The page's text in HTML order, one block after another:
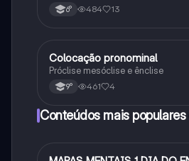
6° 484 13
Português
Colocação pronominal
Próclise mesóclise e ênclise
9° 461 4
Conteúdos mais